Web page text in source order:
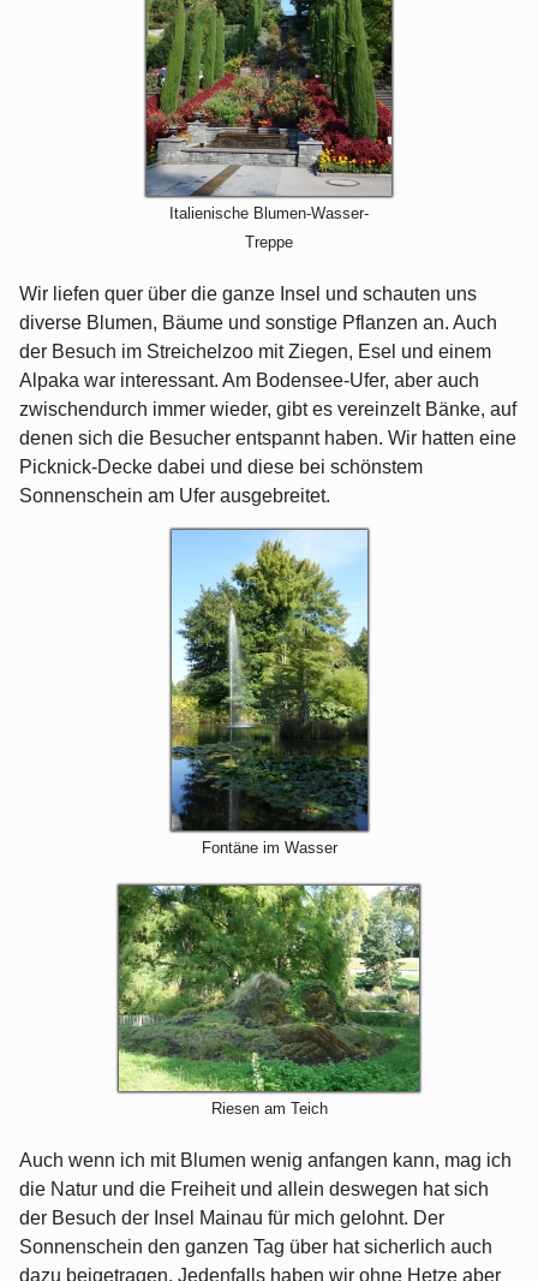
Italienische Blumen-Wasser-
Treppe
Wir liefen quer über die ganze Insel und schauten uns
diverse Blumen, Bäume und sonstige Pflanzen an. Auch
der Besuch im Streichelzoo mit Ziegen, Esel und einem
Alpaka war interessant. Am Bodensee-Ufer, aber auch
zwischendurch immer wieder, gibt es vereinzelt Bänke, auf
denen sich die Besucher entspannt haben. Wir hatten eine
Picknick-Decke dabei und diese bei schönstem
Sonnenschein am Ufer ausgebreitet.
Fontäne im Wasser
Riesen am Teich
Auch wenn ich mit Blumen wenig anfangen kann, mag ich
die Natur und die Freiheit und allein deswegen hat sich
der Besuch der Insel Mainau für mich gelohnt. Der
Sonnenschein den ganzen Tag über hat sicherlich auch
dazu beigetragen. Jedenfalls haben wir ohne Hetze aber